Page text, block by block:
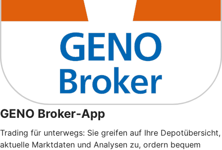
GENO Broker-App
Trading für unterwegs: Sie greifen auf Ihre Depotübersicht,
aktuelle Marktdaten und Analysen zu, ordern bequem